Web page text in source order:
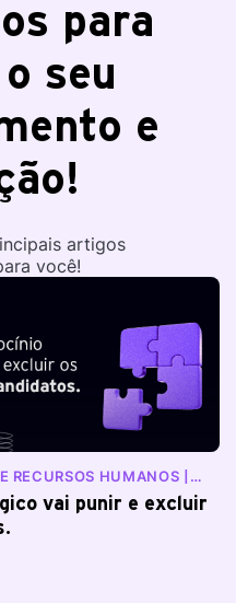
para
seu
e
artigos
você!
RECURSOS HUMANOS |
vai punir e excluir